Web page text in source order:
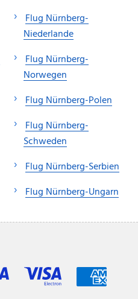
Flug Nürnberg-
Niederlande
Flug Nürnberg-
Norwegen
Flug Nürnberg-Polen
Flug Nürnberg-
Schweden
Flug Nürnberg-Serbien
Flug Nürnberg-Ungarn